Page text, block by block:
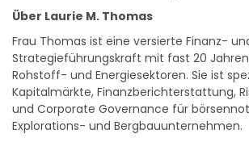
Über Laurie M. Thomas
Frau Thomas ist eine versierte Finanz-
Strategieführungskraft mit fast 20
Rohstoff- und Energiesektoren. Sie ist
Kapitalmärkte, Finanzberichterstattung,
und Corporate Governance für
Explorations- und Bergbauunternehmen.